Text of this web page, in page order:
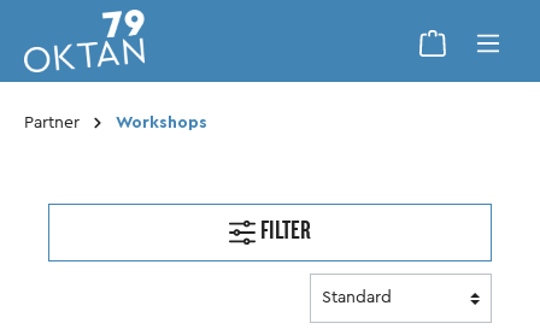
Partner Workshops
FILTER